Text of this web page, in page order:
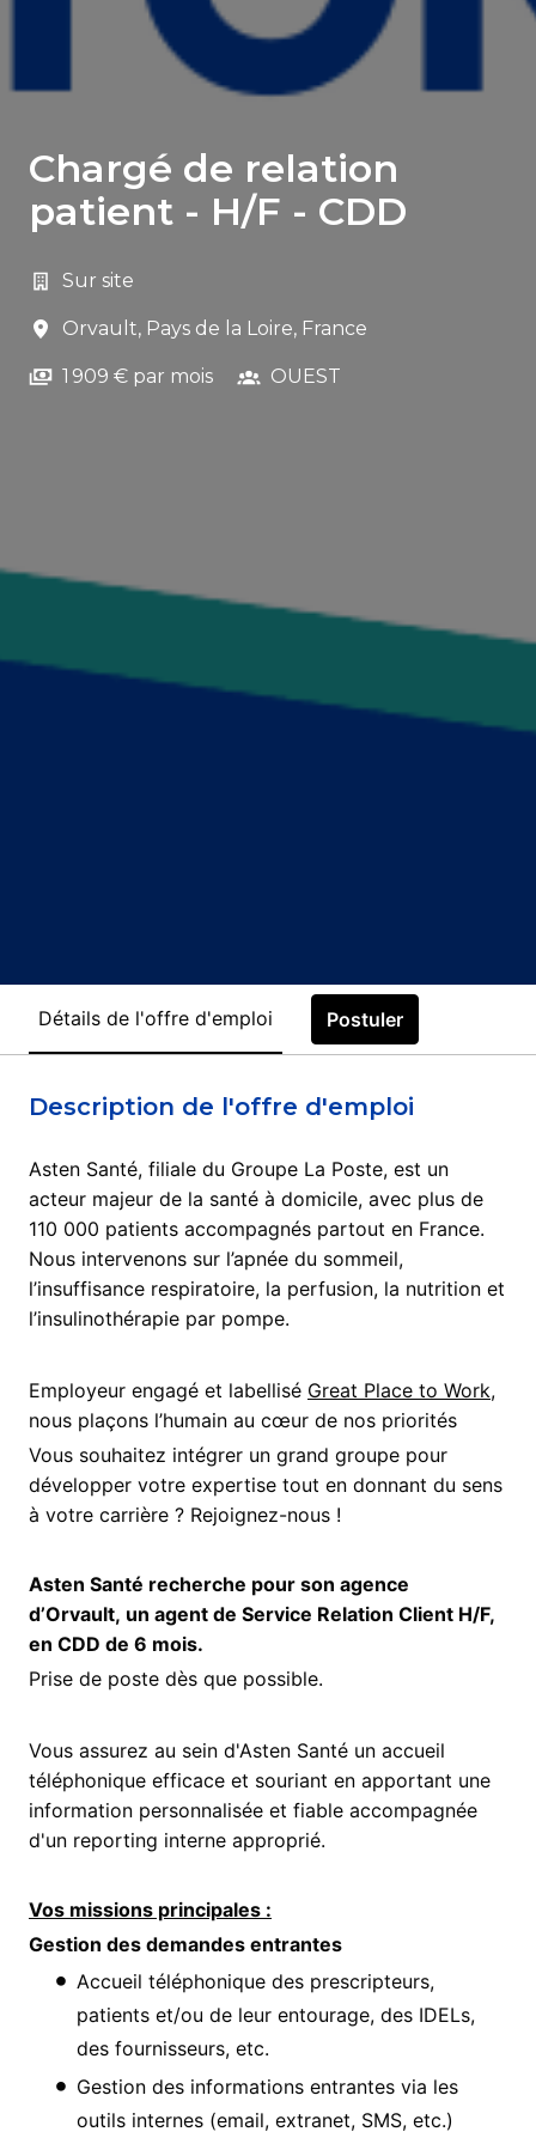
Chargé de relation
patient - H/F - CDD
Sur site
Orvault, Pays de la Loire, France
1 909 € par mois OUEST
Détails de l'offre d'emploi Postuler
Description de l'offre d'emploi
Asten Santé, filiale du Groupe La Poste, est un
acteur majeur de la santé à domicile, avec plus de
110 000 patients accompagnés partout en France.
Nous intervenons sur l’apnée du sommeil,
l’insuffisance respiratoire, la perfusion, la nutrition et
l’insulinothérapie par pompe.
Employeur engagé et labellisé Great Place to Work,
nous plaçons l’humain au cœur de nos priorités
Vous souhaitez intégrer un grand groupe pour
développer votre expertise tout en donnant du sens
à votre carrière ? Rejoignez-nous !
Asten Santé recherche pour son agence
d’Orvault, un agent de Service Relation Client H/F,
en CDD de 6 mois.
Prise de poste dès que possible.
Vous assurez au sein d'Asten Santé un accueil
téléphonique efficace et souriant en apportant une
information personnalisée et fiable accompagnée
d'un reporting interne approprié.
Vos missions principales :
Gestion des demandes entrantes
Accueil téléphonique des prescripteurs,
patients et/ou de leur entourage, des IDELs,
des fournisseurs, etc.
Gestion des informations entrantes via les
outils internes (email, extranet, SMS, etc.)